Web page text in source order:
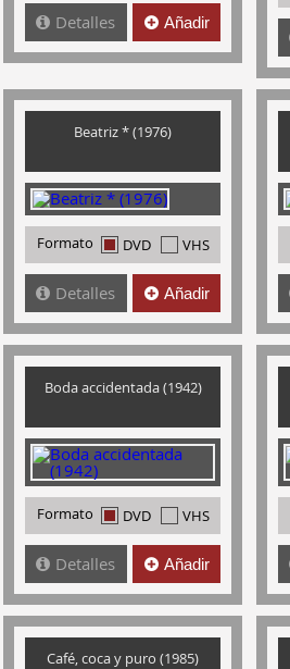
Detalles Añadir
Beatriz * (1976)
Formato DVD VHS
Detalles Añadir
Boda accidentada (1942)
Formato DVD VHS
Detalles Añadir
Café, coca y puro (1985)